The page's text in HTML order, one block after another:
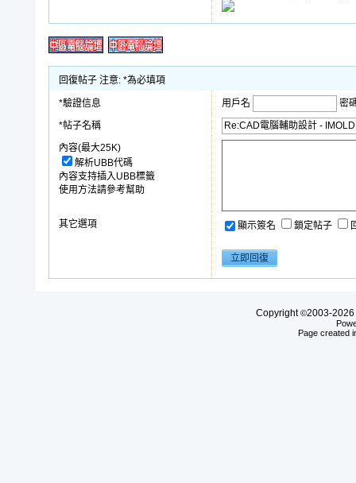
回復帖子 注意: *為必填項
*驗證信息 用戶名
密
*帖子名稱
內容(最大25K)
解析UBB代碼
內容支持插入UBB標籤
使用方法請參考幫助
其它選項 顯示簽名 鎖定帖子
Copyright©2003-2026
Page created